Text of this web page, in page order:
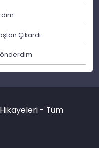
Çıkardı
- Tüm